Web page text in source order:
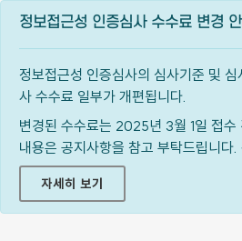
정보접근성 인증심사 수수료 변경
정보접근성 인증심사의 심사기준 및
사 수수료 일부가 개편됩니다.
변경된 수수료는 2025년 3월 1일 접수
내용은 공지사항을 참고 부탁드립니다.
자세히 보기